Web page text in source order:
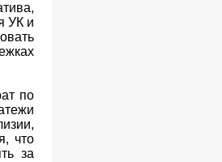
УК и
по
что
за